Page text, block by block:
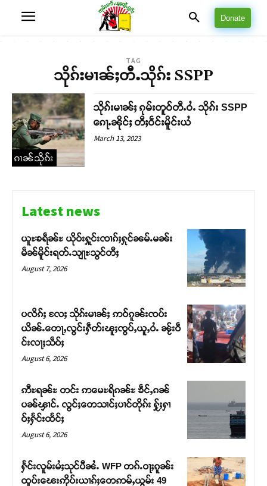
တႃႇႁႂ်ႈသဵင်ၵၢင်ၸႂ်ၵူၼ်းမိူင်း ၵူႈတီႈၵူႈလႅၼ်ပေႃးတေၸွ
တ်ႇ တူဝ်ႈလုမ်ႈၾႃႉၼၼ်ႉ ၶဝ်ႈႁူမ်ႈၵမ်ႉထႅမ် ၸုမ်းၶၢ
ဝ်ႇၽူႈတွႆႇႁွၵ်ႈ လႆႈယူႇၶႃႈဢေႃႈ။
Donate
TAG
သိုၵ်းမၢၼ်ႈတီႉသိုၵ်း SSPP
ၵၢၼ်သိုၵ်း
သိုၵ်းမၢၼ်ႈ ၵုမ်းတူဝ်တီႉဝႆႉ သိုၵ်း SSPP
ၵေႃႉၼိုင်ႈ တီႈဝဵင်းမိူင်းယႆ
March 13, 2023
Latest news
ယူႊၶရဵၼ်ႊ ယိုဝ်းႁူင်းၸၢၵ်ႈႁုင်ၼမ်ႉမၼ်း
မဵၼ်မိူင်းရတ်ႉသျႃႊသွင်တီႈ
August 7, 2026
ပလိၵ်ႈ လႄႈ သိုၵ်းမၢၼ်ႈ ဢဝ်ၵူၼ်းၸပ်း
ယိၼ်ႉတေႃႇလွင်းႁဵတ်းၽူႈၸွပ်ႇယူႇဝႆႉ ၼႂ်းဝဵ
င်းလႃႈသဵဝ်ႈ
August 6, 2026
ဢီႊရၼ်ႊ တင်း ဢမေႊရိၵၼ်ႊ ၶဵင်ႇၵၼ်
ပၼ်ၾၢင်ႉ လွင်ႈတေသၢင်ႈပၢင်တိုၵ်း ႁႂ်ႈႁၢ
ဝ်ႈႁႅင်းထႅင်ႈ
August 6, 2026
ႁႅင်းလူမ်းမႆႈသုင်ပီၼႆႉ WFP တၵ်ႉဝႃႈၵူၼ်း
ထူပ်းၽေးဢိုပ်းယၢၵ်ႈတေဢမ်ႇယွမ်း 49